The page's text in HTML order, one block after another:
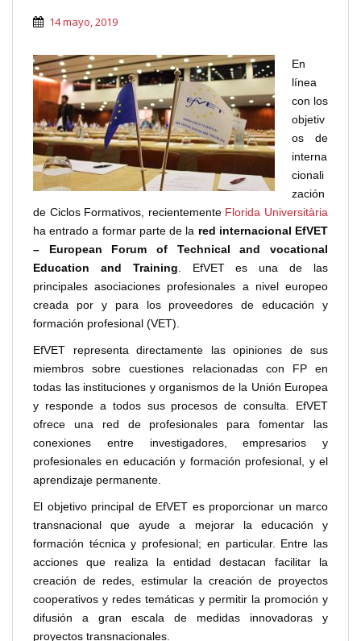
14 mayo, 2019
En
línea
con los
objetiv
os de
interna
cionali
zación
de Ciclos Formativos, recientemente Florida Universitària
ha entrado a formar parte de la red internacional EfVET
– European Forum of Technical and vocational
Education and Training . EfVET es una de las
principales asociaciones profesionales a nivel europeo
creada por y para los proveedores de educación y
formación profesional (VET).
EfVET representa directamente las opiniones de sus
miembros sobre cuestiones relacionadas con FP en
todas las instituciones y organismos de la Unión Europea
y responde a todos sus procesos de consulta. EfVET
ofrece una red de profesionales para fomentar las
conexiones entre investigadores, empresarios y
profesionales en educación y formación profesional, y el
aprendizaje permanente.
El objetivo principal de EfVET es proporcionar un marco
transnacional que ayude a mejorar la educación y
formación técnica y profesional; en particular. Entre las
acciones que realiza la entidad destacan facilitar la
creación de redes, estimular la creación de proyectos
cooperativos y redes temáticas y permitir la promoción y
difusión a gran escala de medidas innovadoras y
proyectos transnacionales.